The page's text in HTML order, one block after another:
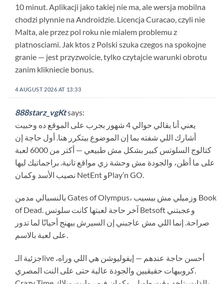
10 minut. Aplikacji jako takiej nie ma, ale wersja mobilna
chodzi plynnie na Androidzie. Licencja Curacao, czyli nie
Malta, ale przez pol roku nie mialem problemu z
platnosciami. Jak ktos z Polski szuka czegos na spokojne
granie — jest przyzwoicie, tylko czytajcie warunki obrotu
zanim klikniecie bonus.
4 AUGUST 2026 AT 13:33
888starz_vgKtsays:
يعني أنا بقالي حوالي 4 شهور بجرب على الموقع ده وحبيت
أشارك اللي شفته بما إن الموضوع بيتكرر هنا. أول حاجة إن
كتالوج السلوتس كبير بشكل مش طبيعي — أكتر من 6000 لعبة
على ما أظن، والجودة مش وحشة زي مواقع تانية. براجماتيك ليها
نصيب الأسد وكمان NetEnt وPlay’n GO.
بالنسبالي مدمن Gates of Olympus، وزميلي مش بيسيب Book
of Dead. آخر حاجة لعبتها كانت سلوتس Betsoft وعجبتني
صراحة. إنما اللي مش عاجبني إن السيرش بيهنج أحيانًا لما تدور
على لعبة بالاسم.
جزئية الـlive أحسن حاجة عندهم — إيفوليوشن هي اللي وراه،
كروبيهات حقيقيين والجودة عالية حتى على النت المصري.